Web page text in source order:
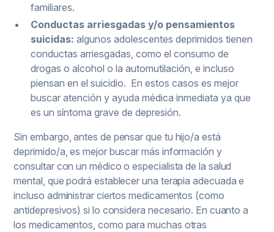
familiares.
Conductas arriesgadas y/o pensamientos
suicidas:algunos adolescentes deprimidos tienen
conductas arriesgadas, como el consumo de
drogas o alcohol o la automutilación, e incluso
piensan en el suicidio. En estos casos es mejor
buscar atención y ayuda médica inmediata ya que
es un síntoma grave de depresión.
Sin embargo, antes de pensar que tu hijo/a está
deprimido/a, es mejor buscar más información y
consultar con un médico o especialista de la salud
mental, que podrá establecer una terapia adecuada e
incluso administrar ciertos medicamentos (como
antidepresivos) si lo considera necesario. En cuanto a
los medicamentos, como para muchas otras